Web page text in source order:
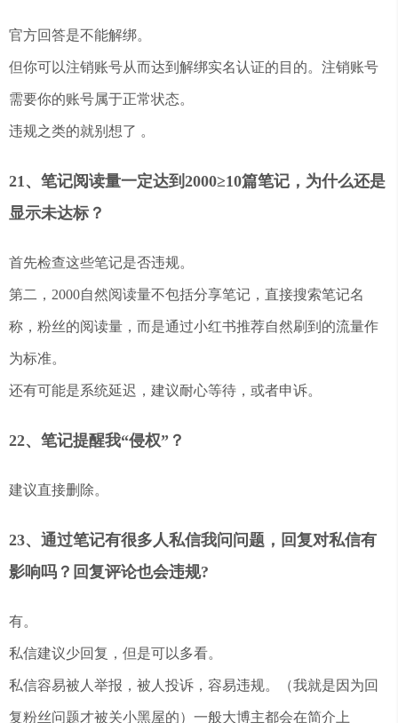
官方回答是不能解绑。
但你可以注销账号从而达到解绑实名认证的目的。注销账号
需要你的账号属于正常状态。
违规之类的就别想了 。
21、笔记阅读量一定达到2000≥10篇笔记，为什么还是
显示未达标？
首先检查这些笔记是否违规。
第二，2000自然阅读量不包括分享笔记，直接搜索笔记名
称，粉丝的阅读量，而是通过小红书推荐自然刷到的流量作
为标准。
还有可能是系统延迟，建议耐心等待，或者申诉。
22、笔记提醒我“侵权”？
建议直接删除。
23、通过笔记有很多人私信我问问题，回复对私信有
影响吗？回复评论也会违规?
有。
私信建议少回复，但是可以多看。
私信容易被人举报，被人投诉，容易违规。（我就是因为回
复粉丝问题才被关小黑屋的）一般大博主都会在简介上